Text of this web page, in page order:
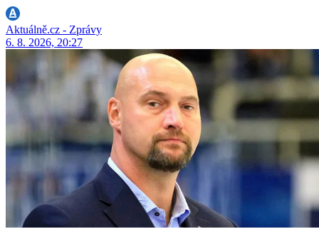
Aktuálně.cz - Zprávy
6. 8. 2026, 20:27